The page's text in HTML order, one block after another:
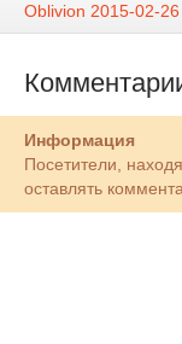
Oblivion 2015-02-
Информация
Посетители,
оставлять